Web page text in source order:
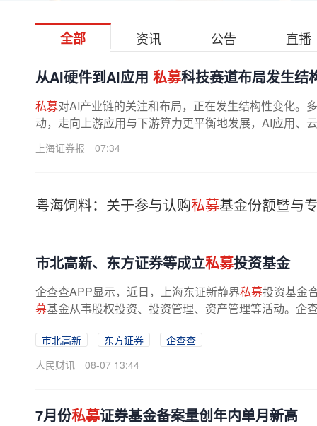
全部 资讯 公告 直播
从AI硬件到AI应用 私募科技赛道布局发生结
私募对AI产业链的关注和布局，正在发生结构性变化。
动，走向上游应用与下游算力更平衡地发展，AI应用、
上海证券报 07:34
粤海饲料：关于参与认购私募基金份额暨与
市北高新、东方证券等成立私募投资基金
企查查APP显示，近日，上海东证新静界私募投资基金
募基金从事股权投资、投资管理、资产管理等活动。企
市北高新 东方证券
企查查
人民财讯
08-07 13:44
7月份私募证券基金备案量创年内单月新高